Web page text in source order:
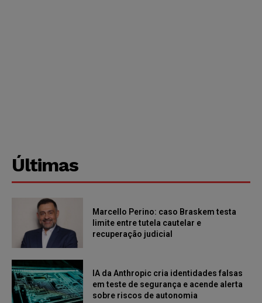
Últimas
Marcello Perino: caso Braskem testa
limite entre tutela cautelar e
recuperação judicial
IA da Anthropic cria identidades falsas
em teste de segurança e acende alerta
sobre riscos de autonomia